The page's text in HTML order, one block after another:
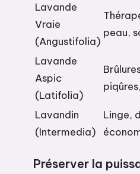
Lavande
Vraie
(Angustifolia)
peau,
Lavande
Aspic
(Latifolia)
Lavandin
(Intermedia)
Linge,
Préserver la